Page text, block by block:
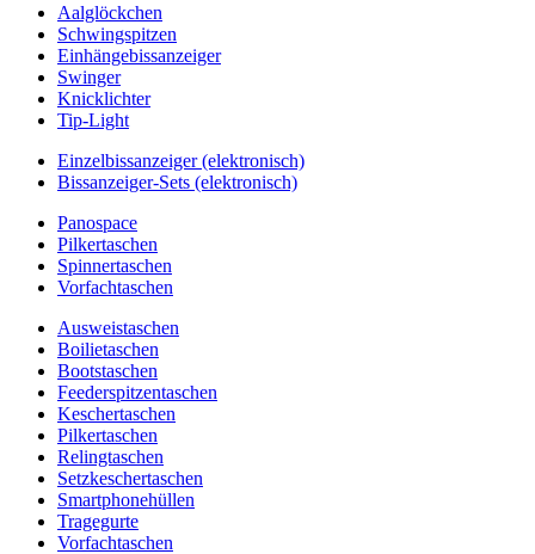
Aalglöckchen
Schwingspitzen
Einhängebissanzeiger
Swinger
Knicklichter
Tip-Light
Einzelbissanzeiger (elektronisch)
Bissanzeiger-Sets (elektronisch)
Panospace
Pilkertaschen
Spinnertaschen
Vorfachtaschen
Ausweistaschen
Boilietaschen
Bootstaschen
Feederspitzentaschen
Keschertaschen
Pilkertaschen
Relingtaschen
Setzkeschertaschen
Smartphonehüllen
Tragegurte
Vorfachtaschen